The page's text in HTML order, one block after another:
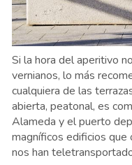
Si la hora del aperitivo
vernianos, lo más
cualquiera de las
abierta, peatonal, es
Alameda y el puerto
magníficos edificios que
nos han